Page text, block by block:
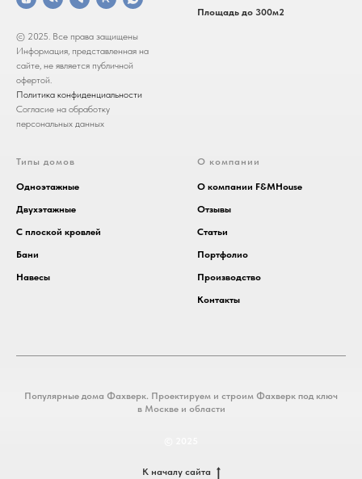
© 2025. Все права защищены
Информация, представленная на
сайте, не является публичной
офертой.
Политика конфиденциальности
Согласие на обработку
персональных данных
Площадь до 300м2
Типы домов
Одноэтажные
Двухэтажные
С плоской кровлей
Бани
Навесы
О компании
О компании F&MHouse
Отзывы
Статьи
Портфолио
Производство
Контакты
Популярные дома Фахверк. Проектируем и строим Фахверк под ключ
в Москве и области
К началу сайта